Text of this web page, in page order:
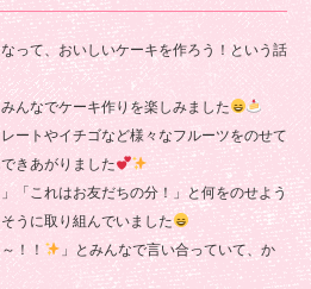
って、おいしいケーキを作ろう！という話
んなでケーキ作りを楽しみました
ートやイチゴなど様々なフルーツをのせて
きあがりました
「これはお友だちの分！」と何をのせよう
うに取り組んでいました
！！
」とみんなで言い合っていて、か